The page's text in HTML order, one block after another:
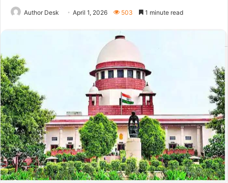
Author Desk April 1, 2026 503 1 minute read